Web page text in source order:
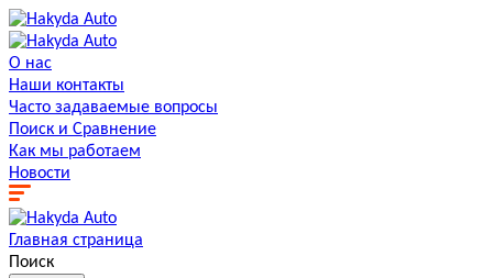
О нас
Наши контакты
Часто задаваемые вопросы
Поиск и Сравнение
Как мы работаем
Новости
Главная страница
Поиск